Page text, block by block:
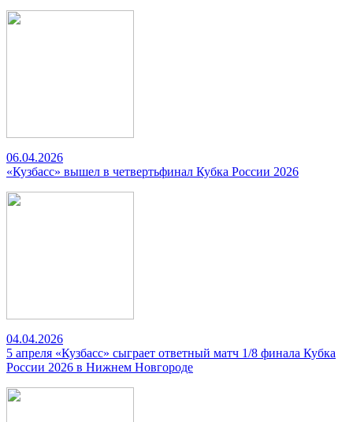
06.04.2026
«Кузбасс» вышел в четвертьфинал Кубка России 2026
04.04.2026
5 апреля «Кузбасс» сыграет ответный матч 1/8 финала Кубка
России 2026 в Нижнем Новгороде